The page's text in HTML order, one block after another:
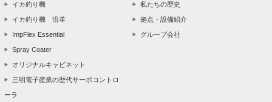
イカ釣り機
イカ釣り機 沿革
ImpFlex Essential
Spray Coater
オリジナルキャビネット
三明電子産業の歴代サーボコントロ
ーラ
私たちの歴史
拠点・設備紹介
グループ会社